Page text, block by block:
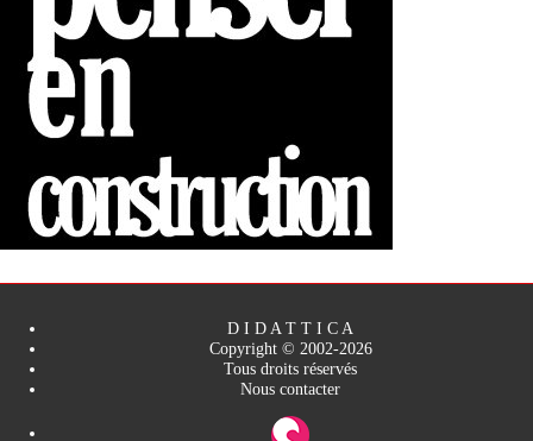
D I D A T T I C A
Copyright © 2002-2026
Tous droits réservés
Nous contacter